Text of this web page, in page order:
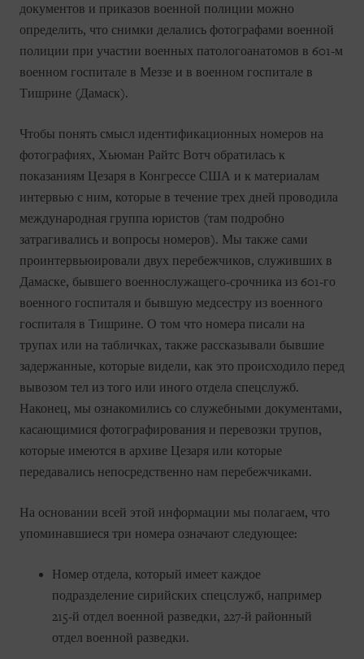
документов и приказов военной полиции можно
определить, что снимки делались фотографами военной
полиции при участии военных патологоанатомов в 601-м
военном госпитале в Меззе и в военном госпитале в
Тишрине (Дамаск).
Чтобы понять смысл идентификационных номеров на
фотографиях, Хьюман Райтс Вотч обратилась к
показаниям Цезаря в Конгрессе США и к материалам
интервью с ним, которые в течение трех дней проводила
международная группа юристов (там подробно
затрагивались и вопросы номеров). Мы также сами
проинтервьюировали двух перебежчиков, служивших в
Дамаске, бывшего военнослужащего-срочника из 601-го
военного госпиталя и бывшую медсестру из военного
госпиталя в Тишрине. О том что номера писали на
трупах или на табличках, также рассказывали бывшие
задержанные, которые видели, как это происходило перед
вывозом тел из того или иного отдела спецслужб.
Наконец, мы ознакомились со служебными документами,
касающимися фотографирования и перевозки трупов,
которые имеются в архиве Цезаря или которые
передавались непосредственно нам перебежчиками.
На основании всей этой информации мы полагаем, что
упоминавшиеся три номера означают следующее:
Номер отдела, который имеет каждое
подразделение сирийских спецслужб, например
215-й отдел военной разведки, 227-й районный
отдел военной разведки.